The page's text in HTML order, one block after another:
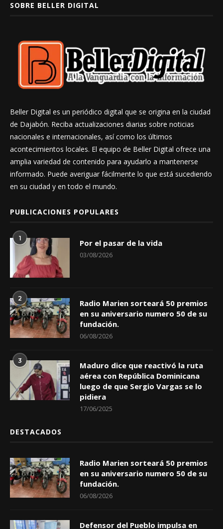
SOBRE BELLER DIGITAL
Beller Digital es un periódico digital que se origina en la ciudad
de Dajabón. Reciba actualizaciones diarias sobre noticias
nacionales e internacionales, así como los últimos
acontecimientos locales. El equipo de Beller Digital ofrece una
amplia variedad de contenido para ayudarlo a mantenerse
informado. Puede averiguar fácilmente lo que está sucediendo
en su ciudad y en todo el mundo.
PUBLICACIONES POPULARES
1 Por el pasar de la vida
03/08/2026
2
Radio Marien sorteará 50 premios
en su aniversario numero 50 de su
fundación.
06/08/2026
3
Maduro dice que reactivó la ruta
aérea con República Dominicana
luego de que Sergio Vargas se lo
pidiera
17/06/2025
DESTACADOS
Radio Marien sorteará 50 premios
en su aniversario numero 50 de su
fundación.
06/08/2026
Defensor del Pueblo impulsa en